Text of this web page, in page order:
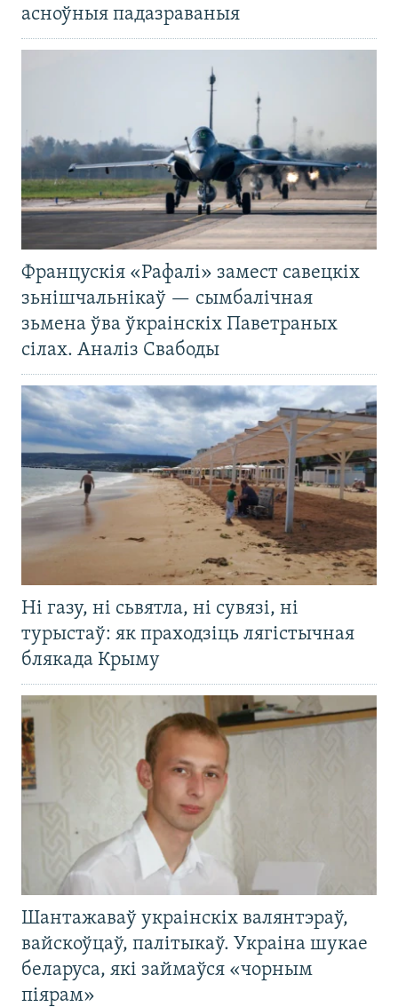
асноўныя падазраваныя
Францускія «Рафалі» замест савецкіх
зьнішчальнікаў — сымбалічная
зьмена ўва ўкраінскіх Паветраных
сілах. Аналіз Свабоды
Ні газу, ні сьвятла, ні сувязі, ні
турыстаў: як праходзіць лягістычная
блякада Крыму
Шантажаваў украінскіх валянтэраў,
вайскоўцаў, палітыкаў. Украіна шукае
беларуса, які займаўся «чорным
піярам»